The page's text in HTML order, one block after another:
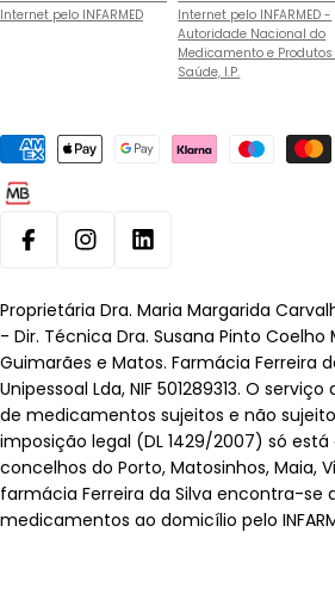
Internet pelo INFARMED
Internet pelo INFARMED -
Autoridade Nacional do
Medicamento e
Saúde, I.P.
Métodos
pagamento
FacebookInstagramLinkedin
Proprietária Dra. Maria Margarida
- Dir. Técnica Dra. Susana Pinto
Guimarães e Matos. Farmácia Ferreira
Unipessoal Lda, NIF 501289313. O
de medicamentos sujeitos e não
imposição legal (DL 1429/2007) só
concelhos do Porto, Matosinhos, Maia,
farmácia Ferreira da Silva encontra-se
medicamentos ao domicílio pelo